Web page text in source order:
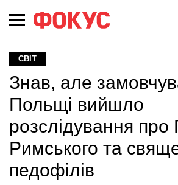
СВІТ
Знав, але
Польщі вийшло
розслідування про
Римського та
педофілів